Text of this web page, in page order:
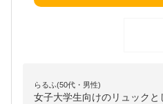
らるふ(50代・男性)
女子大学生向けのリュック